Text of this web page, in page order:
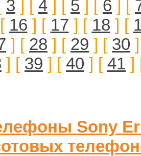
3 4 5 6
16 ] [ 17 ] [ 18 ] [
] [ 28 ] [ 29 ] [ 30
] [ 39 ] [ 40 ] [ 41 ]
Sony